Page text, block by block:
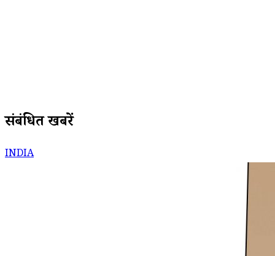
संबंधित खबरें
INDIA